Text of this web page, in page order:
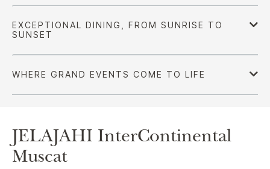
JELAJAHI InterContinental
Muscat